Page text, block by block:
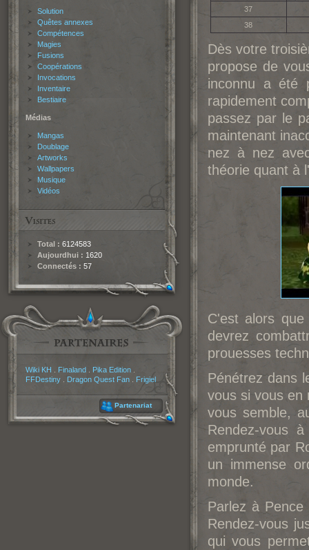
Solution
Quêtes annexes
Compétences
Magies
Fusions
Coopérations
Invocations
Inventaire
Bestiaire
Médias
Mangas
Doublage
Artworks
Wallpapers
Musique
Vidéos
Total : 6124583
Aujourdhui : 1620
Connectés : 57
Wiki KH Finaland Pika Edition
FFDestiny
Dragon Quest Fan Frigiel
Partenariat
37
38
Dès votre
propose de
inconnu a été
rapidement
passez par le
maintenant
nez à nez
théorie quant à
C'est alors
devrez
prouesses
Pénétrez dans
vous si vous en
vous semble,
Rendez-vous
emprunté par
un immense
monde.
Parlez à
Rendez-vous
qui vous